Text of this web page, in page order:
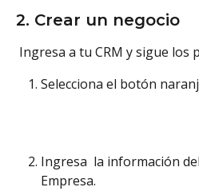
2. Crear un negocio
Ingresa a tu CRM y sigue los
Selecciona el botón
Ingresa  la información
Empresa.